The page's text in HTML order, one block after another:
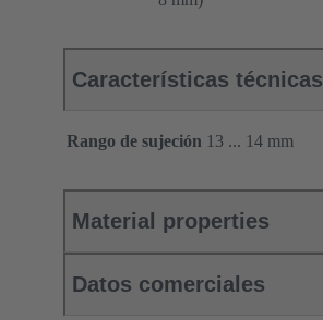
Características técnicas
Rango de sujeción 13 ... 14 mm
Material properties
Datos comerciales